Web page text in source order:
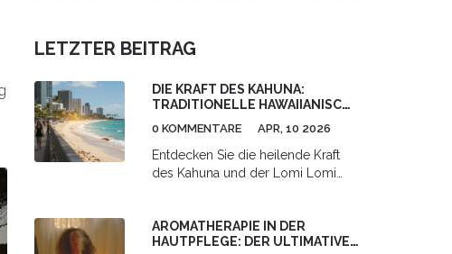
LETZTER BEITRAG
DIE KRAFT DES KAHUNA:
TRADITIONELLE HAWAIIANISCHE
0 KOMMENTARE APR, 10 2026
Entdecken Sie die heilende Kraft
des Kahuna und der Lomi Lomi
Huna Ihren Alltag stressfreier
machen.
AROMATHERAPIE IN DER
HAUTPFLEGE: DER ULTIMATIVE